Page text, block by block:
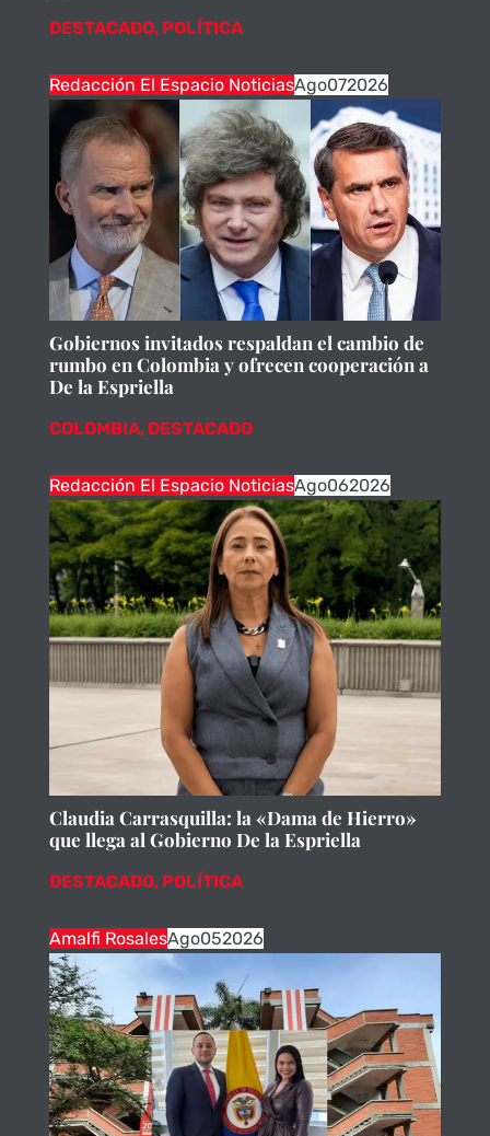
DESTACADO, POLÍTICA
Redacción El Espacio NoticiasAgo072026
Gobiernos invitados respaldan el cambio de
rumbo en Colombia y ofrecen cooperación a
De la Espriella
COLOMBIA, DESTACADO
Redacción El Espacio NoticiasAgo062026
Claudia Carrasquilla: la «Dama de Hierro»
que llega al Gobierno De la Espriella
DESTACADO, POLÍTICA
Amalfi RosalesAgo052026